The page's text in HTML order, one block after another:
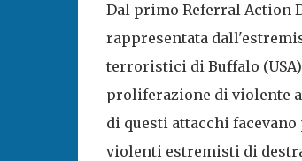
Dal primo Referral Action
rappresentata
terroristici di Buffalo
proliferazione di violente
di questi attacchi
violenti estremisti di